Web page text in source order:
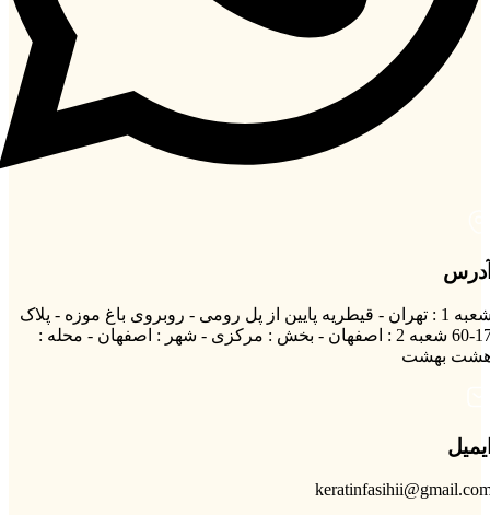
شعبه 1 : تهران - قیطریه پایین از پل رومی - روبروی باغ موزه - پلاک
17-60 شعبه 2 : اصفهان - بخش : مرکزی - شهر : اصفهان - محله :
بهشت